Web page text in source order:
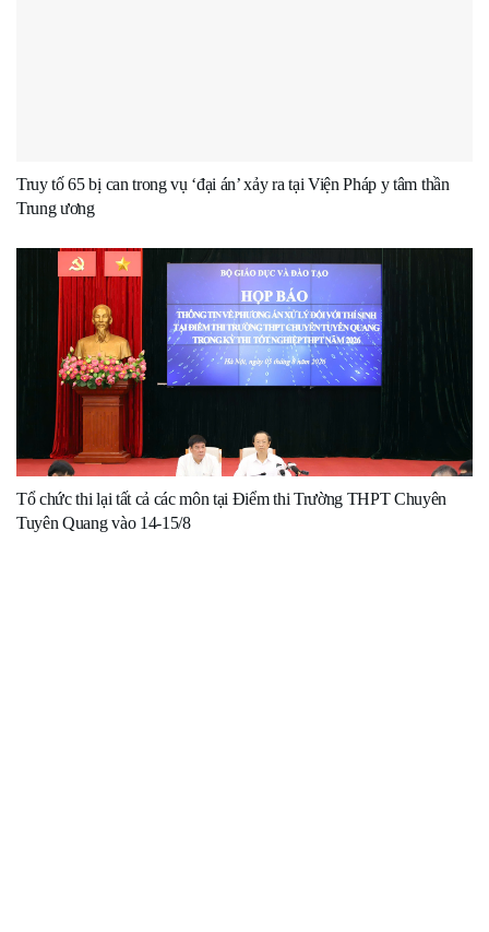
Truy tố 65 bị can trong vụ ‘đại án’ xảy ra tại Viện Pháp y tâm thần
Trung ương
Tổ chức thi lại tất cả các môn tại Điểm thi Trường THPT Chuyên
Tuyên Quang vào 14-15/8